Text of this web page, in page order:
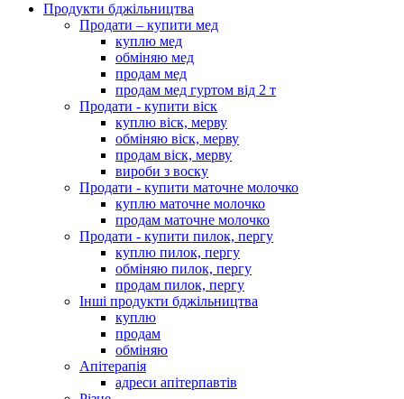
Продукти бджільництва
Продати – купити мед
куплю мед
обміняю мед
продам мед
продам мед гуртом від 2 т
Продати - купити віск
куплю віск, мерву
обміняю віск, мерву
продам віск, мерву
вироби з воску
Продати - купити маточне молочко
куплю маточне молочко
продам маточне молочко
Продати - купити пилок, пергу
куплю пилок, пергу
обміняю пилок, пергу
продам пилок, пергу
Інші продукти бджільництва
куплю
продам
обміняю
Апітерапія
адреси апітерпавтів